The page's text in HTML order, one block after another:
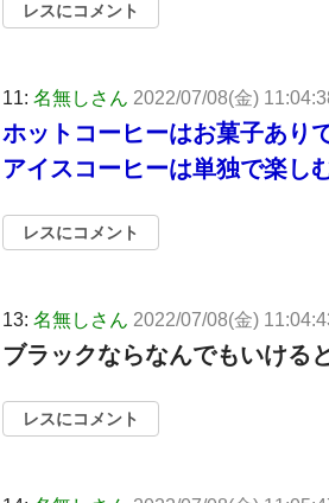
レスにコメント
11: 名無しさん 2022/07/08(金)
ホットコーヒーはお菓子あり
アイスコーヒーは単独で楽し
レスにコメント
13: 名無しさん 2022/07/08(金)
ブラックならなんでもいける
レスにコメント